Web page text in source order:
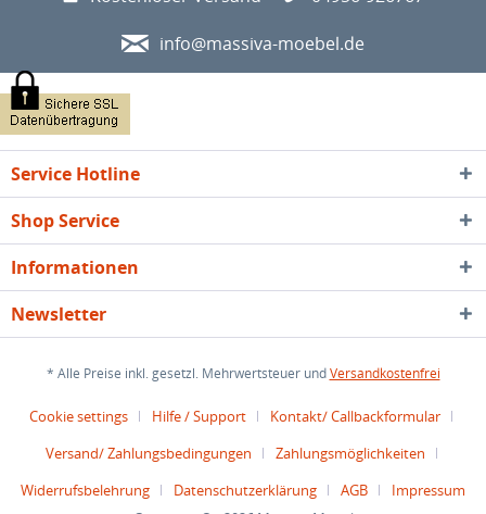
info@massiva-moebel.de
Service Hotline
Shop Service
Informationen
Newsletter
* Alle Preise inkl. gesetzl. Mehrwertsteuer undVersandkostenfrei
Cookie settings Hilfe / Support
Kontakt/ Callbackformular
Versand/ Zahlungsbedingungen
Zahlungsmöglichkeiten
Widerrufsbelehrung
Datenschutzerklärung AGB
Impressum